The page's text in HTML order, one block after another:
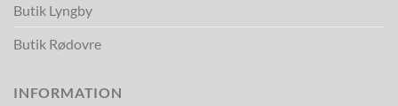
Butik Lyngby
Butik Rødovre
INFORMATION